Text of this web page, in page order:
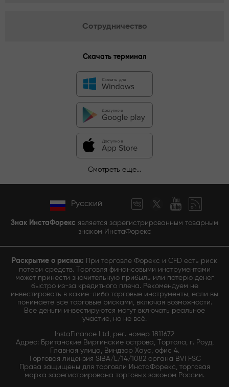
Сотрудничество
Скачать терминал
Смотреть еще...
Русский
Знак ИнстаФорекс является зарегистрированным товарным
знаком ИнстаФорекс
Раскрытие о рисках: При торговле Форекс и CFD есть риск
потери средств. Торговля финансовыми инструментами
может принести значительную прибыль или потерю денег
быстро из-за кредитного плеча. Рекомендуем не
инвестировать в какие-либо торговые инструменты, если вы
понимаете все торговые рисками, включая возможности.
Все деньги инвестируются могут включать реальное
участие, но не всё.
InstaFinance Ltd, рег. номер 1811672
Адрес: Британские Виргинские острова, Тортола, г. Роуд,
Главная улица, Виндзор Хаус, офис 4.
Торговая лицензия SIBA/L/14/1082 органа BVI FSC
Права защищены для торговли ИнстаФорекс, торговая
марка зарегистрирована торговых законом России.